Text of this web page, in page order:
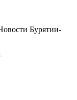
Бурятии-